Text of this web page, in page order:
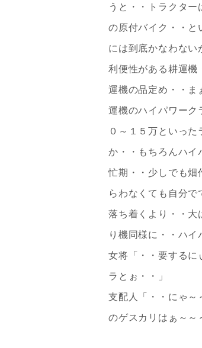
うと・・トラクタ
の原付バイク・・と
には到底かなわない
利便性がある耕運機
運機の品定め・・ま
運機のハイパワーク
０～１５万といっ
か・・もちろんハイ
忙期・・少しでも畑
らわなくても自分
落ち着くより・・大
り機同様に・・ハ
女将「・・要するに
ラとぉ・・」
支配人「・・にゃ～
のゲスカリはぁ～～